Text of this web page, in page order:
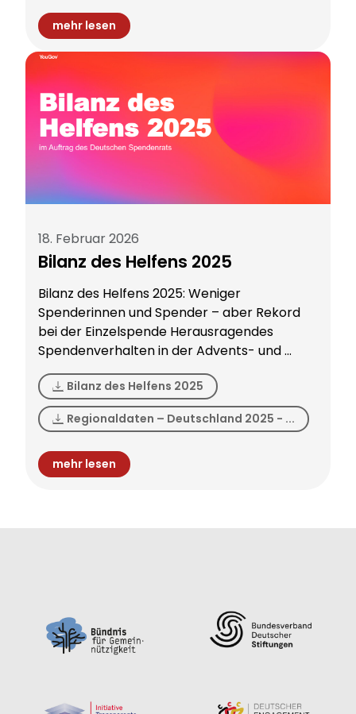
mehr lesen
18. Februar 2026
Bilanz des Helfens 2025
Bilanz des Helfens 2025: Weniger
Spenderinnen und Spender – aber Rekord
bei der Einzelspende Herausragendes
Spendenverhalten in der Advents- und ...
Bilanz des Helfens 2025
Regionaldaten – Deutschland 2025 - ...
mehr lesen